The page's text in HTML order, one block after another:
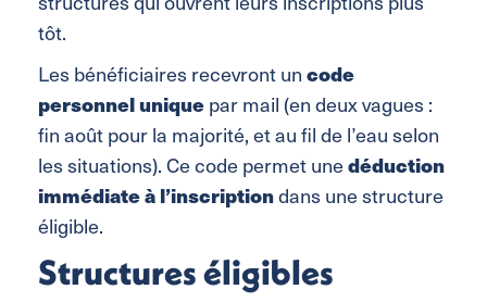
tôt.
Les bénéficiaires recevront uncode
personnel uniquepar mail (en deux vagues :
fin août pour la majorité, et au fil de l’eau selon
les situations). Ce code permet unedéduction
immédiate à l’inscriptiondans une structure
éligible.
Structures éligibles